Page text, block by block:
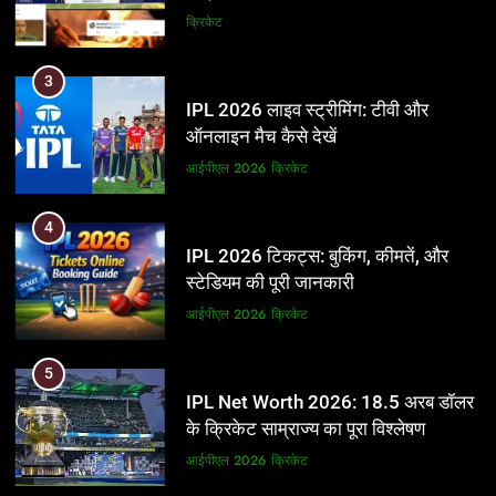
और BCCI पर लगाए गंभीर आरोप
क्रिकेट
3
IPL 2026 लाइव स्ट्रीमिंग: टीवी और
ऑनलाइन मैच कैसे देखें
आईपीएल 2026 क्रिकेट
4
IPL 2026 टिकट्स: बुकिंग, कीमतें, और
स्टेडियम की पूरी जानकारी
आईपीएल 2026 क्रिकेट
5
IPL Net Worth 2026: 18.5 अरब डॉलर
के क्रिकेट साम्राज्य का पूरा विश्लेषण
आईपीएल 2026 क्रिकेट